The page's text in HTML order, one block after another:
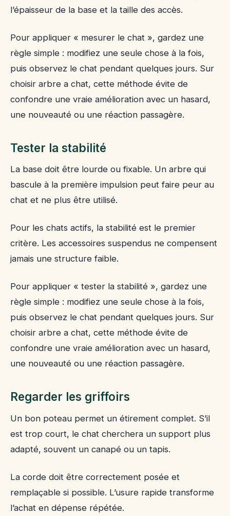
l’épaisseur de la base et la taille des accès.
Pour appliquer « mesurer le chat », gardez une
règle simple : modifiez une seule chose à la fois,
puis observez le chat pendant quelques jours. Sur
choisir arbre a chat, cette méthode évite de
confondre une vraie amélioration avec un hasard,
une nouveauté ou une réaction passagère.
Tester la stabilité
La base doit être lourde ou fixable. Un arbre qui
bascule à la première impulsion peut faire peur au
chat et ne plus être utilisé.
Pour les chats actifs, la stabilité est le premier
critère. Les accessoires suspendus ne compensent
jamais une structure faible.
Pour appliquer « tester la stabilité », gardez une
règle simple : modifiez une seule chose à la fois,
puis observez le chat pendant quelques jours. Sur
choisir arbre a chat, cette méthode évite de
confondre une vraie amélioration avec un hasard,
une nouveauté ou une réaction passagère.
Regarder les griffoirs
Un bon poteau permet un étirement complet. S’il
est trop court, le chat cherchera un support plus
adapté, souvent un canapé ou un tapis.
La corde doit être correctement posée et
remplaçable si possible. L’usure rapide transforme
l’achat en dépense répétée.